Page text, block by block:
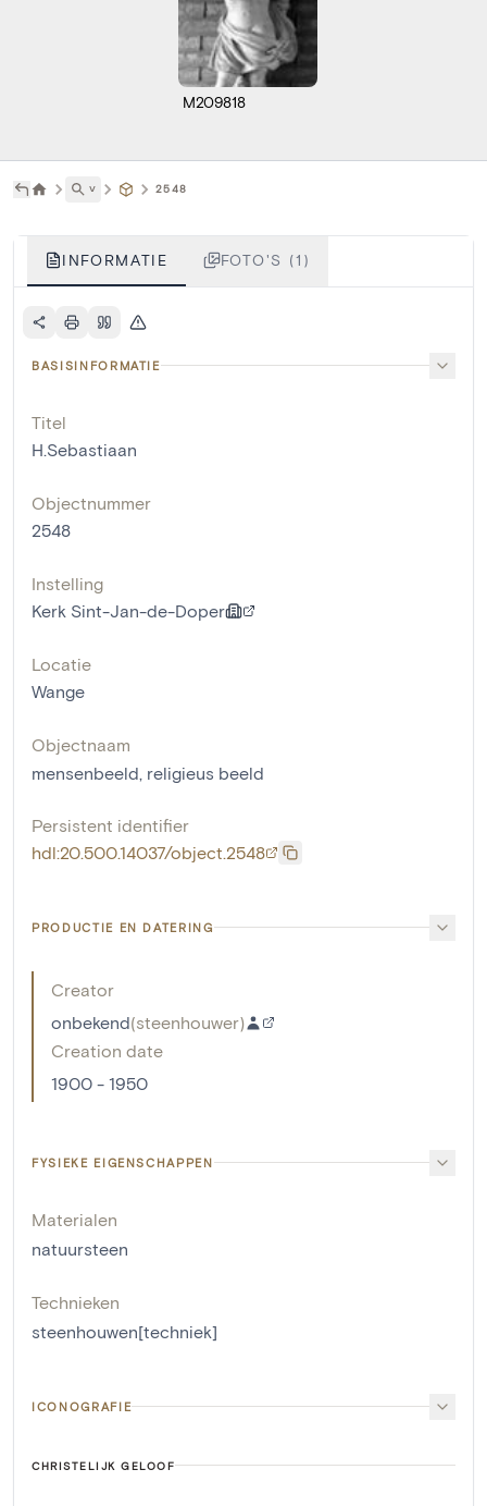
M209818
˅ 2548
INFORMATIE FOTO'S (1)
BASISINFORMATIE
Titel
H.Sebastiaan
Objectnummer
2548
Instelling
Kerk Sint-Jan-de-Doper
Locatie
Wange
Objectnaam
mensenbeeld religieus beeld
Persistent identifier
hdl:20.500.14037/object.2548
PRODUCTIE EN DATERING
Creator
onbekend(steenhouwer)
Creation date
1900 - 1950
FYSIEKE EIGENSCHAPPEN
Materialen
natuursteen
Technieken
steenhouwen[techniek]
ICONOGRAFIE
CHRISTELIJK GELOOF